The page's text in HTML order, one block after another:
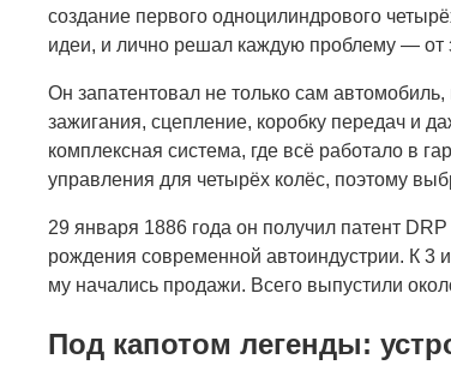
создание первого одноцилиндрового
идеи, и лично решал каждую проблему — от
Он запатентовал не только сам
зажигания, сцепление, коробку передач и
комплексная система, где всё работало в
управления для четырёх колёс, поэтому
29 января 1886 года он получил патент
рождения современной автоиндустрии. К 3
му начались продажи. Всего выпустили
Под капотом легенды: